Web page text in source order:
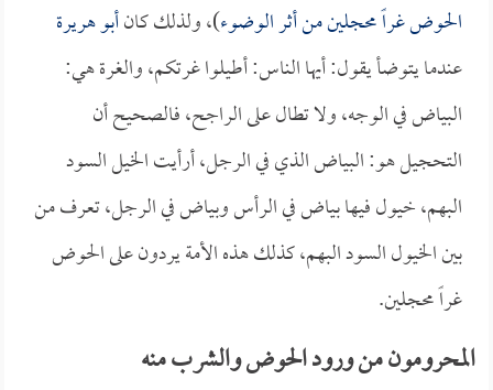
الحوض غراً محجلين من أثر الوضوء)، ولذلك كانأبو هريرة
عندما يتوضأ يقول: أيها الناس: أطيلوا غرتكم، والغرة هي:
البياض في الوجه، ولا تطال على الراجح، فالصحيح أن
التحجيل هو: البياض الذي في الرجل، أرأيت الخيل السود
البهم، خيول فيها بياض في الرأس وبياض في الرجل، تعرف من
بين الخيول السود البهم، كذلك هذه الأمة يردون على الحوض
غراً محجلين.
المحرومون من ورود الحوض والشرب منه